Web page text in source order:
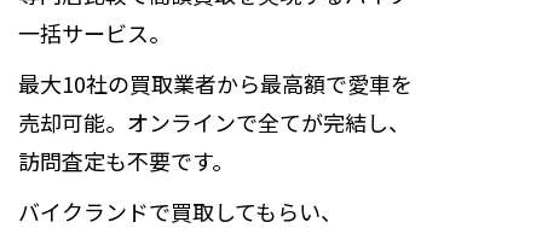
一括サービス。
最大10社の買取業者から最高額で愛車を
売却可能。オンラインで全てが完結し、
訪問査定も不要です。
バイクランドで買取してもらい、